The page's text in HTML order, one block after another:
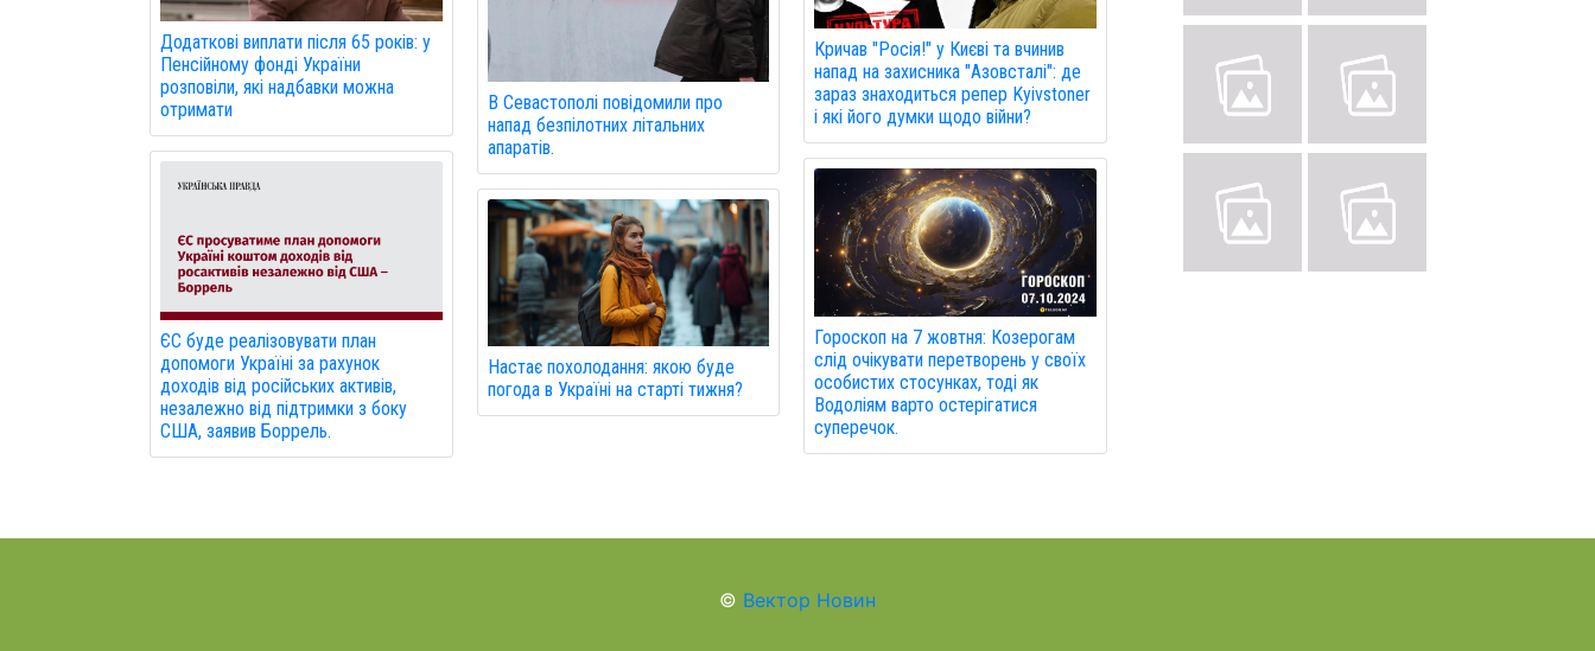
Додаткові виплати після 65 років: у
Пенсійному фонді України
розповіли, які надбавки можна
отримати
ЄС буде реалізовувати план
допомоги Україні за рахунок
доходів від російських активів,
незалежно від підтримки з боку
США, заявив Боррель.
В Севастополі повідомили про
напад безпілотних літальних
апаратів.
Настає похолодання: якою буде
погода в Україні на старті тижня?
Кричав "Росія!" у Києві та вчинив
напад на захисника "Азовсталі": де
зараз знаходиться репер Kyivstoner
і які його думки щодо війни?
Гороскоп на 7 жовтня: Козерогам
слід очікувати перетворень у своїх
особистих стосунках, тоді як
Водоліям варто остерігатися
суперечок.
© Вектор Новин